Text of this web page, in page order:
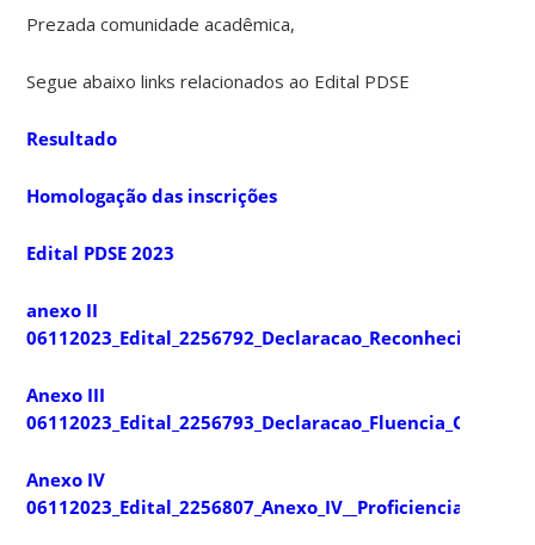
Prezada comunidade acadêmica,
Segue abaixo links relacionados ao Edital PDSE
Resultado
Homologação das inscrições
Edital PDSE 2023
anexo II
Anexo III
Anexo IV